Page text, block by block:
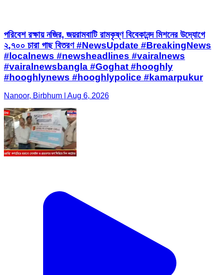
পরিবেশ রক্ষায় নজির, জয়রামবাটি রামকৃষ্ণ বিবেকানন্দ মিশনের উদ্যোগে
২,৭০০ চারা গাছ বিতরণ #NewsUpdate #BreakingNews
#localnews #newsheadlines #vairalnews
#vairalnewsbangla #Goghat #hooghly
#hooghlynews #hooghlypolice #kamarpukur
Nanoor, Birbhum | Aug 6, 2026